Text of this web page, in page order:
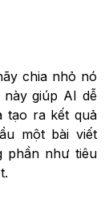
chia nhỏ nó
giúp AI dễ
tạo ra kết quả
một bài viết
phần như tiêu